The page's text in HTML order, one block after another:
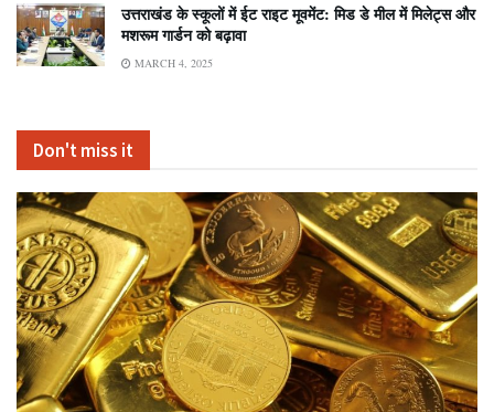
उत्तराखंड के स्कूलों में ईट राइट मूवमेंट: मिड डे मील में मिलेट्स और
मशरूम गार्डन को बढ़ावा
MARCH 4, 2025
Don't miss it